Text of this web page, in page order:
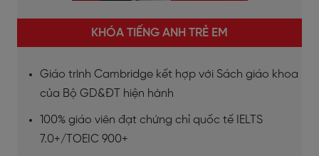
KHÓA TIẾNG ANH TRẺ EM
Giáo trình Cambridge kết hợp với Sách giáo khoa
của Bộ GD&ĐT hiện hành
100% giáo viên đạt chứng chỉ quốc tế IELTS
7.0+/TOEIC 900+